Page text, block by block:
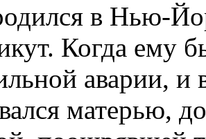
в Нью-
Когда ему
аварии,
матерью,